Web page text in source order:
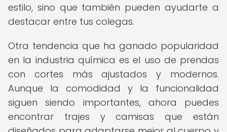
estilo, sino que también pueden ayudarte a
destacar entre tus colegas.
Otra tendencia que ha ganado popularidad
en la industria química es el uso de prendas
con cortes más ajustados y modernos.
Aunque la comodidad y la funcionalidad
siguen siendo importantes, ahora puedes
encontrar trajes y camisas que están